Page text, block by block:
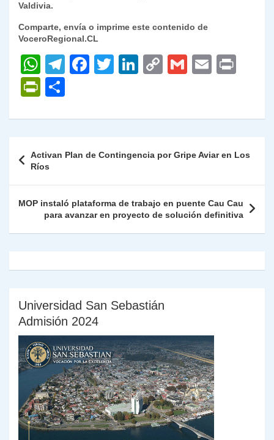
Valdivia.
Comparte, envía o imprime este contenido de
VoceroRegional.CL
W
h
at
s
p
p
T
gr
m
F
e
o
o
k
T
er
Li
e
n
C
y
n
k
G
l
E
l
P
nt
Fr
ie
n
dl
y
m
p
ar
tir
de
entradas
Activan Plan de Contingencia por Gripe Aviar en Los
Ríos
MOP instaló plataforma de trabajo en puente Cau Cau
para avanzar en proyecto de solución definitiva
Universidad San Sebastián
Admisión 2024